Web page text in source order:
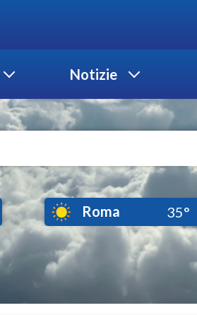
Notizie
Roma 35°